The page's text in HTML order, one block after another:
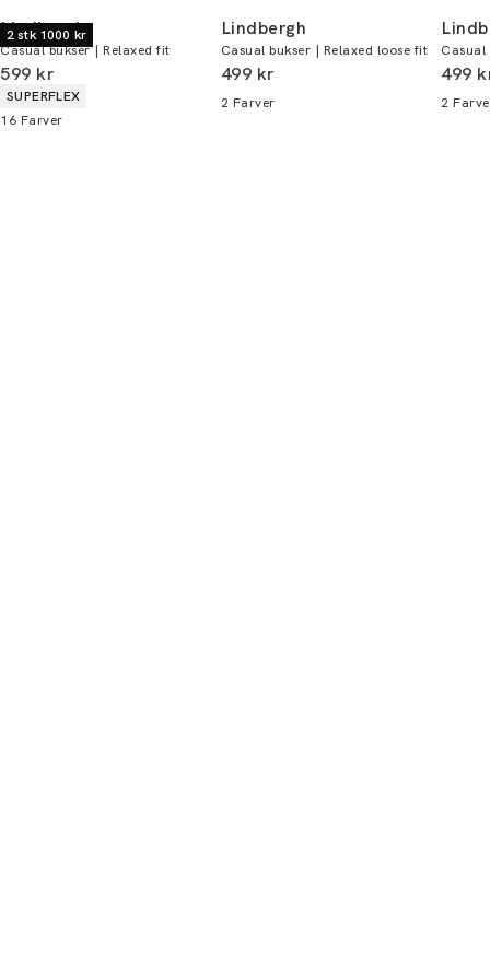
Du kan indløse din bonus 365 dage om året i
alle butikker og online.
2 stk 1000 kr
Lindbergh
Casual bukser | Relaxed fit
I alt (inkl. rabat)
599 kr
Produkt egenskaber
SUPERFLEX
16 Farver
Lindbergh
Casual bukser | Relaxed loose fit
I alt (inkl. rabat)
499 kr
2 Farver
Casual
I alt
499
2